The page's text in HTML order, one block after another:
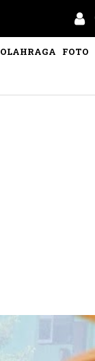
OLAHRAGA FOTO